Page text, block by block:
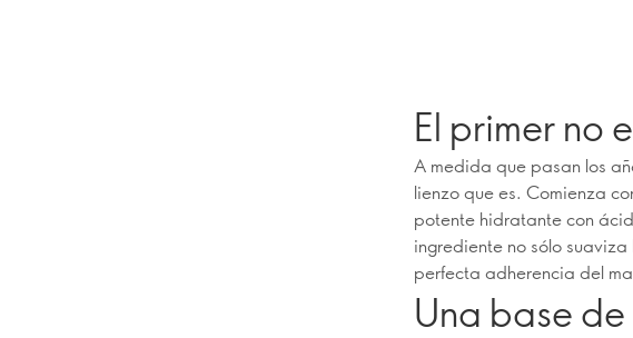
El primer no
A medida que pasan los
lienzo que es. Comienza
potente hidratante con
ingrediente no sólo
perfecta adherencia del
Una base